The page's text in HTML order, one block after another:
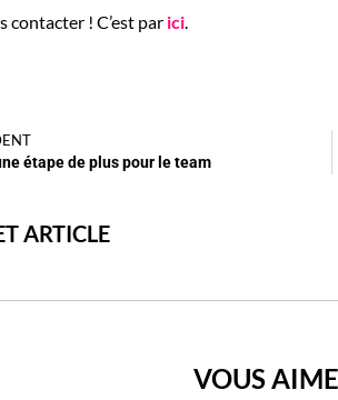
contacter ! C’est par ici
étape de plus pour le team
ARTICLE
VOUS